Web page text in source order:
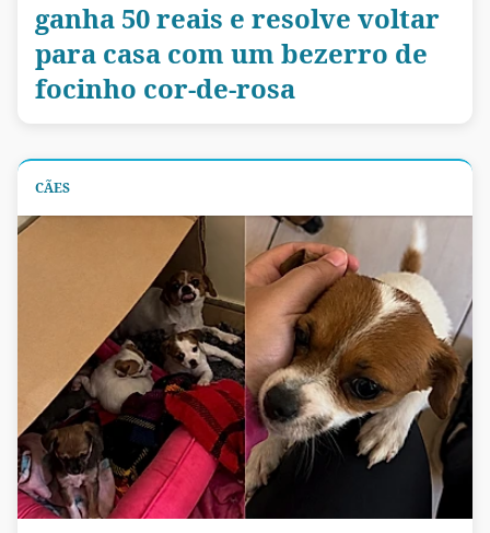
ganha 50 reais e resolve voltar
para casa com um bezerro de
focinho cor-de-rosa
CÃES